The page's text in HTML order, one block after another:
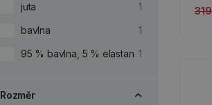
juta
1
bavlna
1
95 % bavlna, 5 % elastan 1
Rozměr